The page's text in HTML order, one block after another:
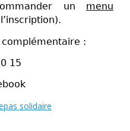
un menu
:
15
solidaire